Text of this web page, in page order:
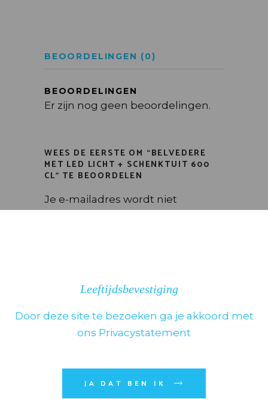
Leeftijdsbevestiging
Door deze site te bezoeken ga je akkoord met
ons Privacystatement
JA DAT BEN IK
BEOORDELINGEN (0)
BEOORDELINGEN
Er zijn nog geen beoordelingen.
WEES DE EERSTE OM “BELVEDERE
MET LED LICHT + SCHENKTUIT 600
CL” TE BEOORDELEN
Je e-mailadres wordt niet